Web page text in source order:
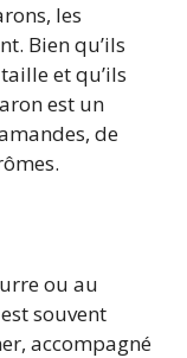
les
Bien qu’ils
et qu’ils
est un
de
ou au
souvent
accompagné